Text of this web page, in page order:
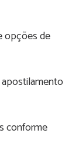
opções de
conforme